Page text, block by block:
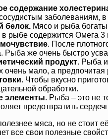
содержание
заболеваниям,
белок. Мясо и рыба богаты
в рыбе содержится Омега
. После
Рыба же очень быстро
продукт. Рыба
очень мало, а
. Чтобы вкусно
обработки.
элементы. Рыба – это не
предотвратить
мяса, но не стоит
все свои полезные